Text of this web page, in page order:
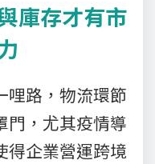
庫存才有市
路，物流環節
門，尤其疫情導
得企業營運跨境